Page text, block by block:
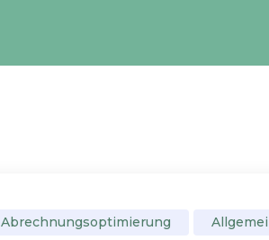
Abrechnungsoptimierung